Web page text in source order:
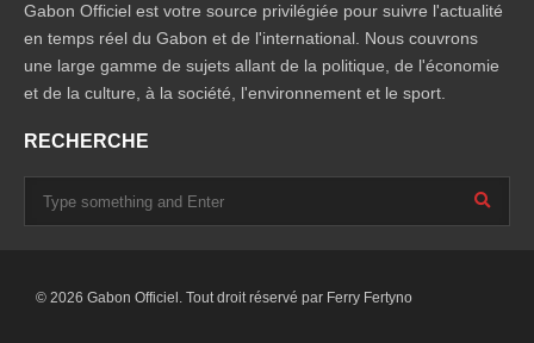
Gabon Officiel est votre source privilégiée pour suivre l'actualité
en temps réel du Gabon et de l'international. Nous couvrons
une large gamme de sujets allant de la politique, de l'économie
et de la culture, à la société, l'environnement et le sport.
RECHERCHE
© 2026 Gabon Officiel. Tout droit réservé par Ferry Fertyno